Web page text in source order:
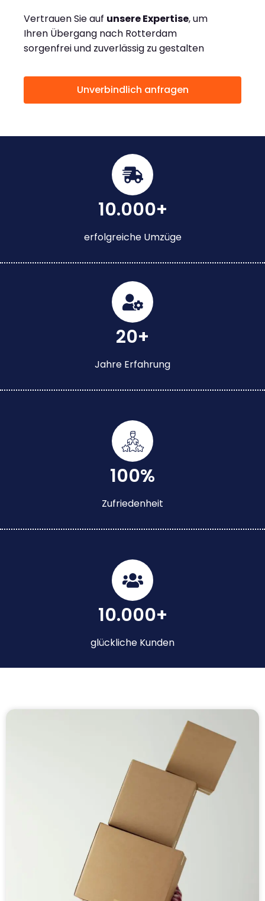
Vertrauen Sie auf unsere Expertise, um
Ihren Übergang nach Rotterdam
sorgenfrei und zuverlässig zu gestalten
Unverbindlich anfragen
10.000+
erfolgreiche Umzüge
20+
Jahre Erfahrung
100%
Zufriedenheit
10.000+
glückliche Kunden